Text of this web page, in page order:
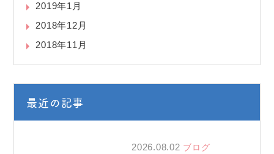
2019年1月
2018年12月
2018年11月
最近の記事
2026.08.02 ブログ